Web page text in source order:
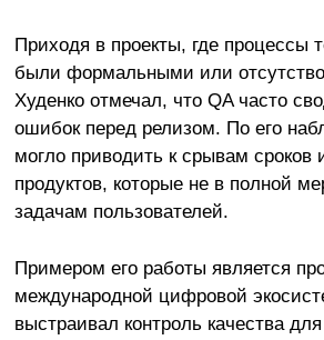
Приходя в проекты, где процессы
были формальными или
Худенко отмечал, что QA часто
ошибок перед релизом. По его
могло приводить к срывам сроков
продуктов, которые не в полной
задачам пользователей.
Примером его работы является
международной цифровой
выстраивал контроль качества